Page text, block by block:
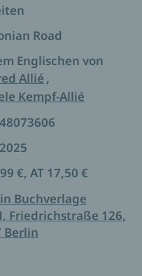
Fühler ebenso in
Gemächer,
wie in die
und
Campell
die Ära, die er
… der beste
in diesem Land
John
nur ein großartiges
Road
Englischen von
Allié ,
Kempf-Allié
€, AT 17,50 €
Buchverlage
Friedrichstraße 126,
Berlin